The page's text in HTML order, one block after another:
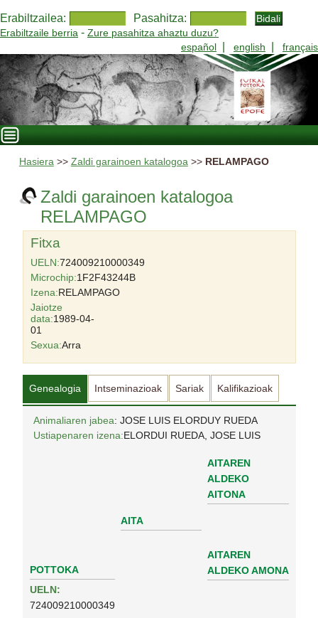
Erabiltzailea: Pasahitza:
Erabiltzaile berria - Zure pasahitza ahaztu duzu?
español
english français
Hasiera>> Zaldi garainoen katalogoa>> RELAMPAGO
Zaldi garainoen katalogoa
RELAMPAGO
Fitxa
UELN:724009210000349
Microchip:1F2F43244B
Izena:RELAMPAGO
Jaiotze
data:1989-04-
01
Sexua:Arra
Genealogia Intseminazioak Sariak Kalifikazioak
Animaliaren jabea: JOSE LUIS ELORDUY RUEDA
Ustiapenaren izena:ELORDUI RUEDA, JOSE LUIS
POTTOKA
UELN:
724009210000349
AITA
AITAREN
ALDEKO
AITONA
AITAREN
ALDEKO AMONA